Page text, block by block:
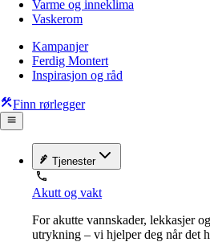
Varme og inneklima
Vaskerom
Kampanjer
Ferdig Montert
Inspirasjon og råd
Finn rørlegger
Tjenester
Akutt og vakt
For akutte vannskader, lekkasjer
utrykning – vi hjelper deg når det